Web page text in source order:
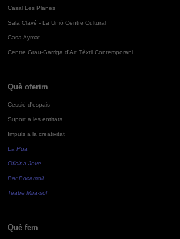
Casal Les Planes
Sala Clavé - La Unió Centre Cultural
Casa Aymat
Centre Grau-Garriga d'Art Tèxtil Contemporani
Què oferim
Cessió d'espais
Suport a les entitats
Impuls a la creativitat
La Pua
Oficina Jove
Bar Bocamoll
Teatre Mira-sol
Què fem